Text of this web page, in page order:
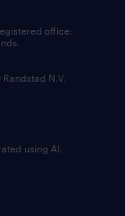
office:
N.V.
using AI.